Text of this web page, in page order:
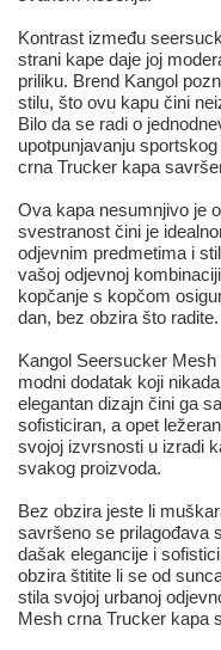
Kontrast između
strani kape daje joj
priliku. Brend Kangol
stilu, što ovu kapu čini
Bilo da se radi o
upotpunjavanju
crna Trucker kapa
Ova kapa nesumnjivo je
svestranost čini je
odjevnim predmetima i
vašoj odjevnoj
kopčanje s kopčom
dan, bez obzira što radite.
Kangol Seersucker
modni dodatak koji
elegantan dizajn čini ga
sofisticiran, a opet
svojoj izvrsnosti u izradi
svakog proizvoda.
Bez obzira jeste li
savršeno se prilagođava
dašak elegancije i
obzira štitite li se od
stila svojoj urbanoj
Mesh crna Trucker kapa